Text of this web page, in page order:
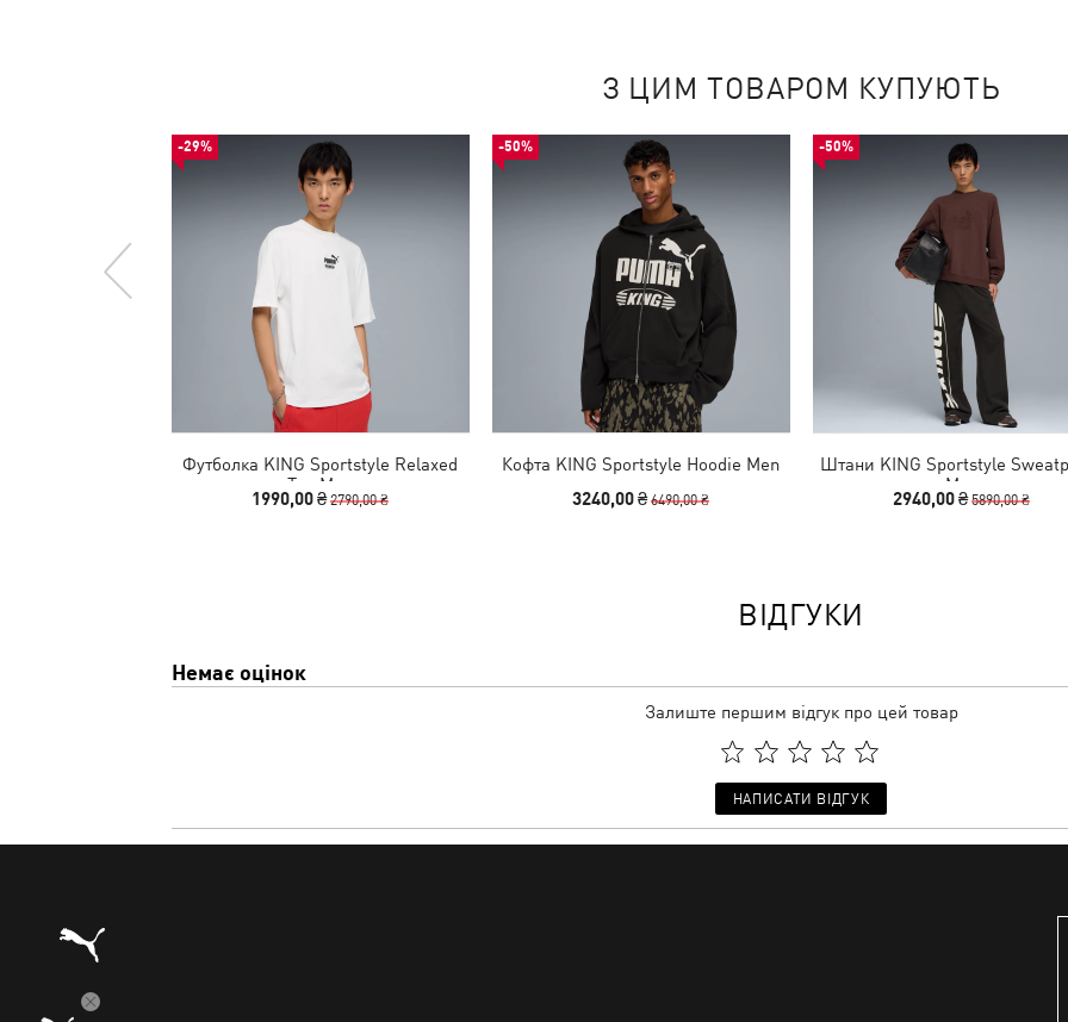
З ЦИМ ТОВАРОМ КУПУЮТЬ
-29%
Футболка KING Sportstyle Relaxed
Tee Men
1990,00 ₴2790,00 ₴
-50%
Кофта KING Sportstyle Hoodie Men
3240,00 ₴6490,00 ₴
-50%
Штани KING Sportstyle
Men
2940,00 ₴5890,00 ₴
ВІДГУКИ
Немає оцінок
Залиште першим відгук про цей товар
НАПИСАТИ ВІДГУК